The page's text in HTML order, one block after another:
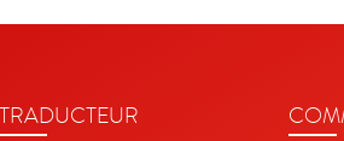
TRADUCTEUR